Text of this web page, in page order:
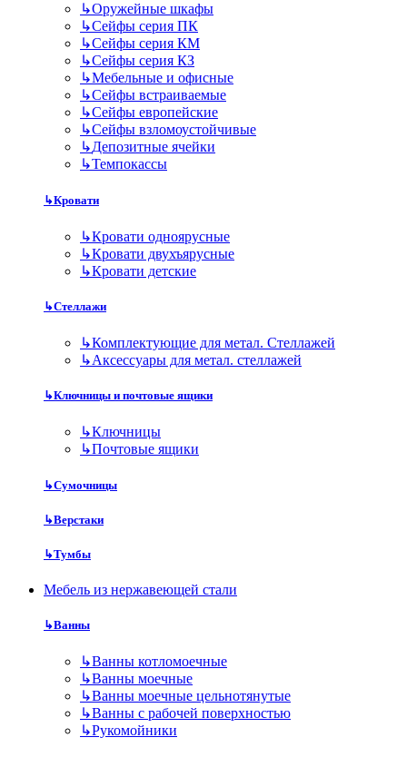
↳Оружейные шкафы
↳Сейфы серия ПК
↳Сейфы серия КМ
↳Сейфы серия КЗ
↳Мебельные и офисные
↳Сейфы встраиваемые
↳Сейфы европейские
↳Сейфы взломоустойчивые
↳Депозитные ячейки
↳Темпокассы
↳Кровати
↳Кровати одноярусные
↳Кровати двухъярусные
↳Кровати детские
↳Стеллажи
↳Комплектующие для метал. Стеллажей
↳Аксессуары для метал. стеллажей
↳Ключницы и почтовые ящики
↳Ключницы
↳Почтовые ящики
↳Сумочницы
↳Верстаки
↳Тумбы
Мебель из нержавеющей стали
↳Ванны
↳Ванны котломоечные
↳Ванны моечные
↳Ванны моечные цельнотянутые
↳Ванны с рабочей поверхностью
↳Рукомойники